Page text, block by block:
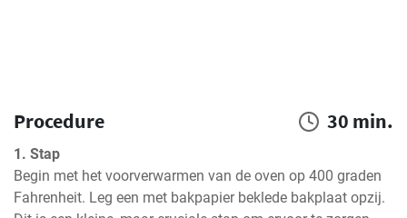
Procedure 30 min.
1. Stap
Begin met het voorverwarmen van de oven op 400 graden
Fahrenheit. Leg een met bakpapier beklede bakplaat opzij.